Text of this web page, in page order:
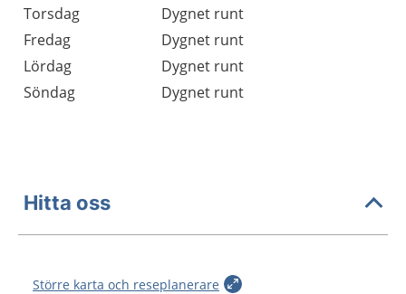
Torsdag
Dygnet runt
Fredag
Dygnet runt
Lördag
Dygnet runt
Söndag
Dygnet runt
Hitta oss
Större karta och reseplanerare